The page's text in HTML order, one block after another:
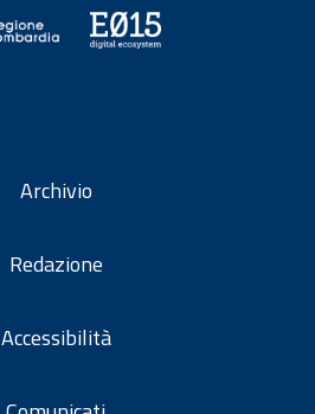
Archivio
Redazione
Accessibilità